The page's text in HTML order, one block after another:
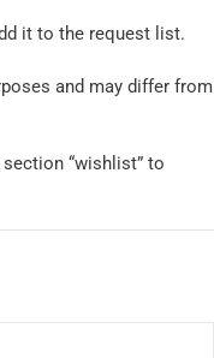
it to the request list.
and may differ from
“wishlist” to